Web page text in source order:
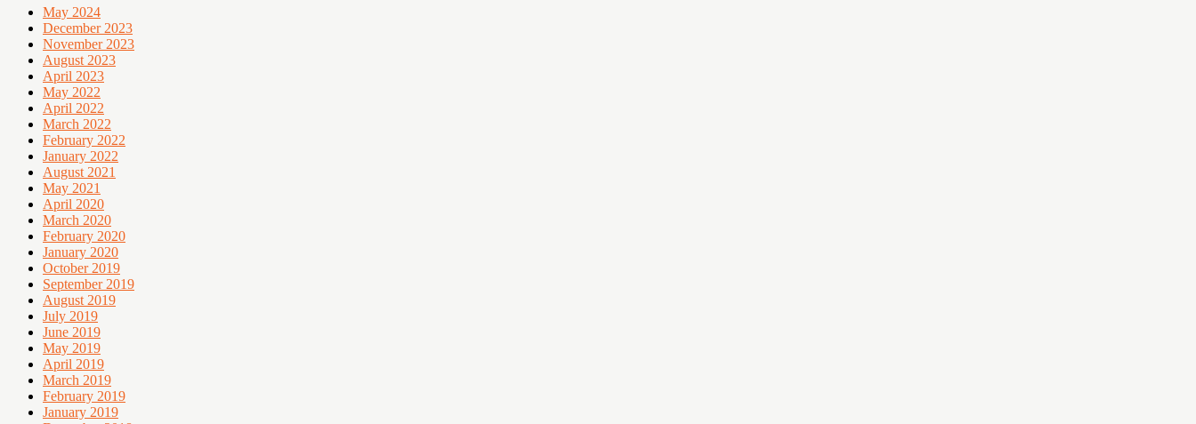
May 2024
December 2023
November 2023
August 2023
April 2023
May 2022
April 2022
March 2022
February 2022
January 2022
August 2021
May 2021
April 2020
March 2020
February 2020
January 2020
October 2019
September 2019
August 2019
July 2019
June 2019
May 2019
April 2019
March 2019
February 2019
January 2019